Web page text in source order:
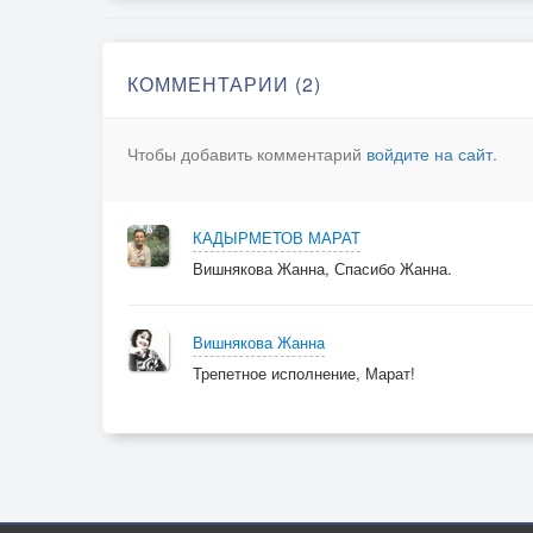
И станет мир прозрачней чем хрусталь.
КОММЕНТАРИИ (2)
Чтобы добавить комментарий войдите на сайт.
КАДЫРМЕТОВ МАРАТ
Вишнякова Жанна, Спасибо Жанна.
Вишнякова Жанна
Трепетное исполнение, Марат!